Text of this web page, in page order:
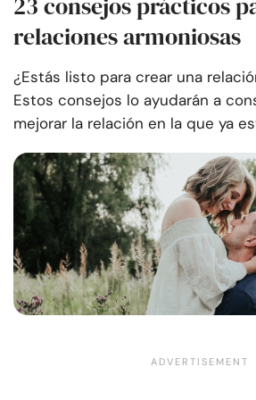
23 consejos prácticos
relaciones armoniosas
¿Estás listo para crear una
Estos consejos lo ayudarán a
mejorar la relación en la que ya